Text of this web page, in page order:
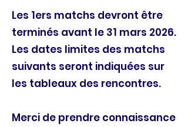
Les 1ers matchs devront être
terminés avant le 31 mars 2026.
Les dates limites des matchs
suivants seront indiquées sur
les tableaux des rencontres.
Merci de prendre connaissance